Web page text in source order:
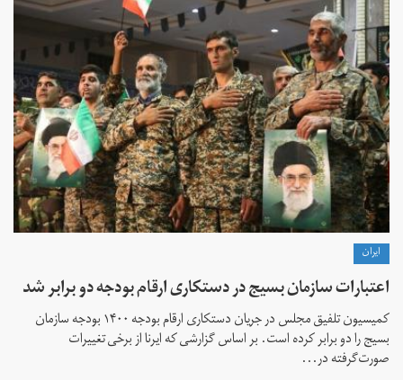
ايران
اعتبارات سازمان بسیج در دستکاری ارقام بودجه دو برابر شد
کمیسیون تلفیق مجلس در جریان دستکاری ارقام بودجه ۱۴۰۰ بودجه سازمان
بسیج را دو برابر کرده است. بر اساس گزارشی که ایرنا از برخی تغییرات
صورت‌گرفته در...